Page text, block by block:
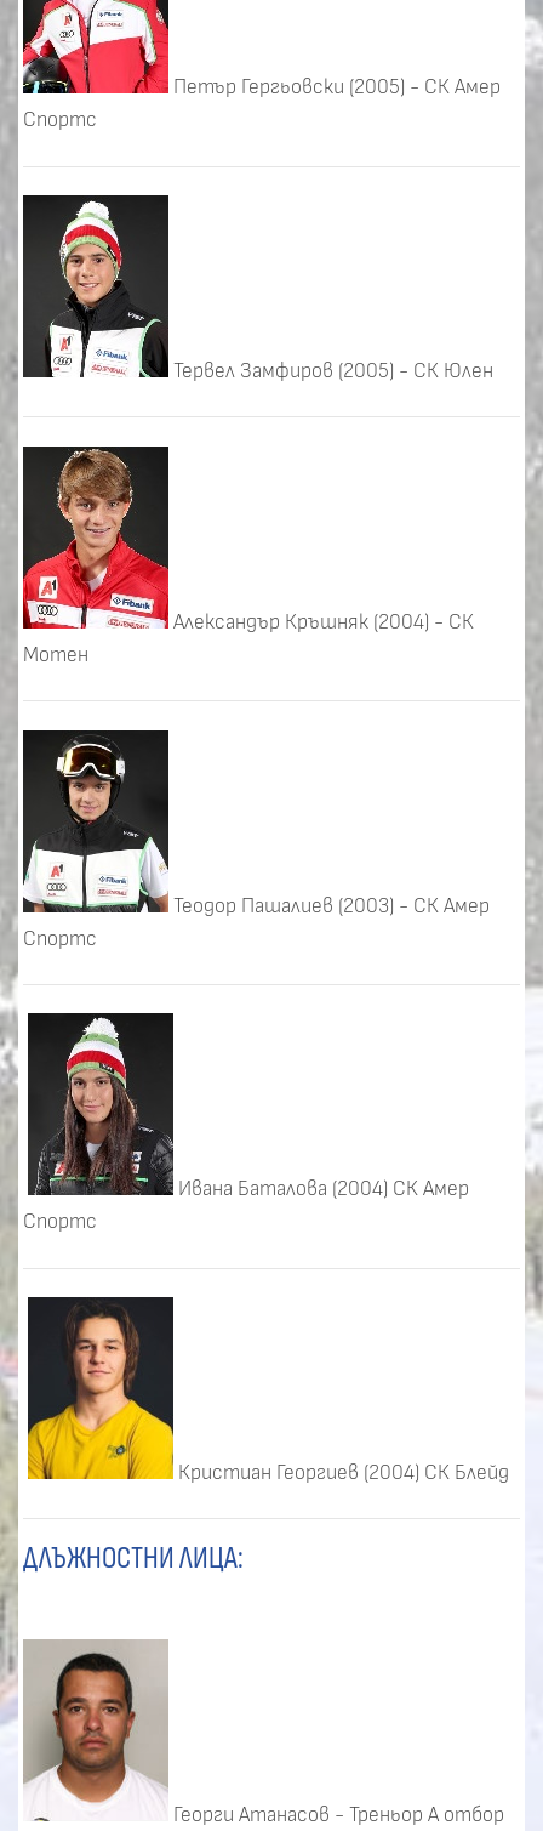
Петър Гергьовски (2005) - СК Амер
Спортс
Тервел Замфиров (2005) - СК Юлен
Александър Кръшняк (2004) - СК
Мотен
Теодор Пашалиев (2003) - СК Амер
Спортс
Ивана Баталова (2004) СК Амер
Спортс
Кристиан Георгиев (2004) СК Блейд
ДЛЪЖНОСТНИ ЛИЦА:
Георги Атанасов - Треньор А отбор